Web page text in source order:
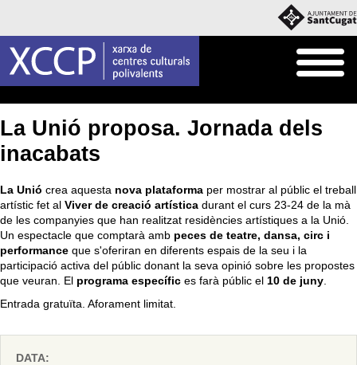
La Unió proposa. Jornada dels
inacabats
La Unió crea aquesta nova plataforma per mostrar al públic el treball
artístic fet al Viver de creació artística durant el curs 23-24 de la mà
de les companyies que han realitzat residències artístiques a la Unió.
Un espectacle que comptarà amb peces de teatre, dansa, circ i
performance que s'oferiran en diferents espais de la seu i la
participació activa del públic donant la seva opinió sobre les propostes
que veuran. El programa específic es farà públic el 10 de juny.
Entrada gratuïta. Aforament limitat.
DATA: